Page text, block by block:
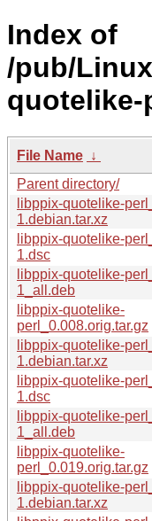
Index of
/pub/
quotelike-
File Name ↓
Parent directory/
libppix-quotelike-
1.debian.tar.xz
libppix-quotelike-
1.dsc
libppix-quotelike-
1_all.deb
libppix-quotelike-
perl_0.008.orig.tar.gz
libppix-quotelike-
1.debian.tar.xz
libppix-quotelike-
1.dsc
libppix-quotelike-
1_all.deb
libppix-quotelike-
perl_0.019.orig.tar.gz
libppix-quotelike-
1.debian.tar.xz